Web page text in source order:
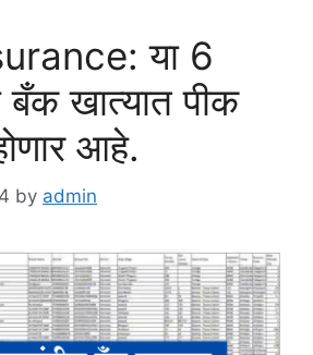
या 6
बँक खात्यात पीक
आहे.
by admin